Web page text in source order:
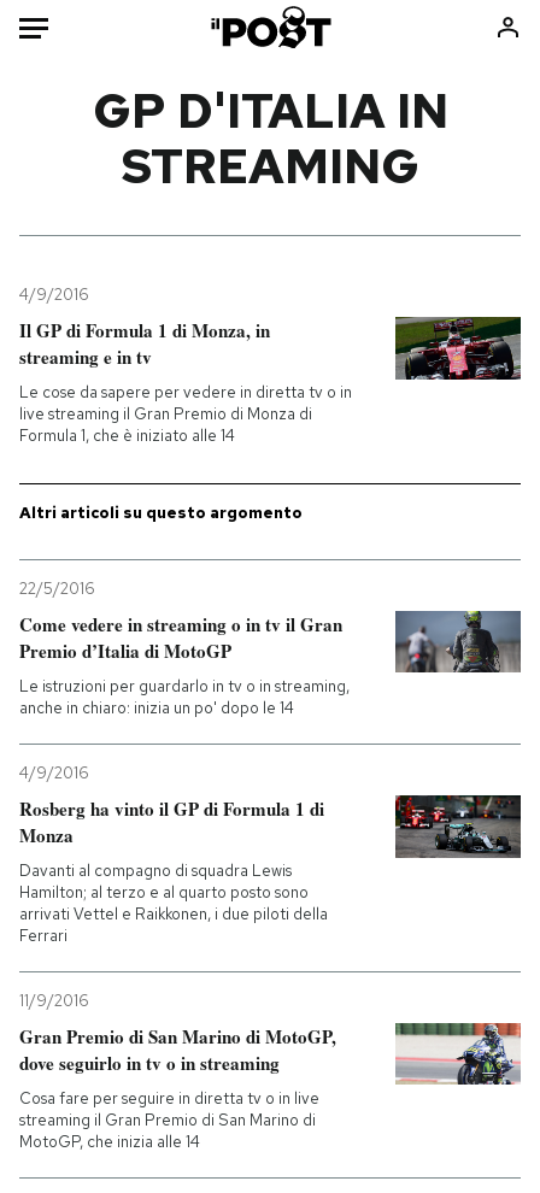
Mondo
Tecnologia
Internet
Cultura
Economia
Sport
Libri
Ok Boomer!
Europa
Mondiali calcio 2026
PODCAST
I MIEI PREFERITI
SHOP
CALENDARIO
Entra
GP D'ITALIA IN
STREAMING
4/9/2016
Il GP di Formula 1 di Monza, in
streaming e in tv
Le cose da sapere per vedere in diretta tv o in
live streaming il Gran Premio di Monza di
Formula 1, che è iniziato alle 14
Altri articoli su questo argomento
22/5/2016
Come vedere in streaming o in tv il Gran
Premio d’Italia di MotoGP
Le istruzioni per guardarlo in tv o in streaming,
anche in chiaro: inizia un po' dopo le 14
4/9/2016
Rosberg ha vinto il GP di Formula 1 di
Monza
Davanti al compagno di squadra Lewis
Hamilton; al terzo e al quarto posto sono
arrivati Vettel e Raikkonen, i due piloti della
Ferrari
11/9/2016
Gran Premio di San Marino di MotoGP,
dove seguirlo in tv o in streaming
Cosa fare per seguire in diretta tv o in live
streaming il Gran Premio di San Marino di
MotoGP, che inizia alle 14